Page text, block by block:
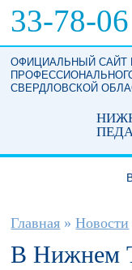
33-78-06
ОФИЦИАЛЬНЫЙ САЙТ
СВЕРДЛОВСКОЙ
Вы здесь
Главная » Новости
В Нижнем